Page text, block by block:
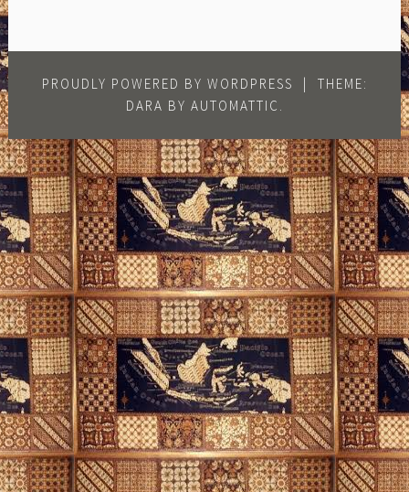
PROUDLY POWERED BY WORDPRESS
THEME:
DARA BY AUTOMATTIC .